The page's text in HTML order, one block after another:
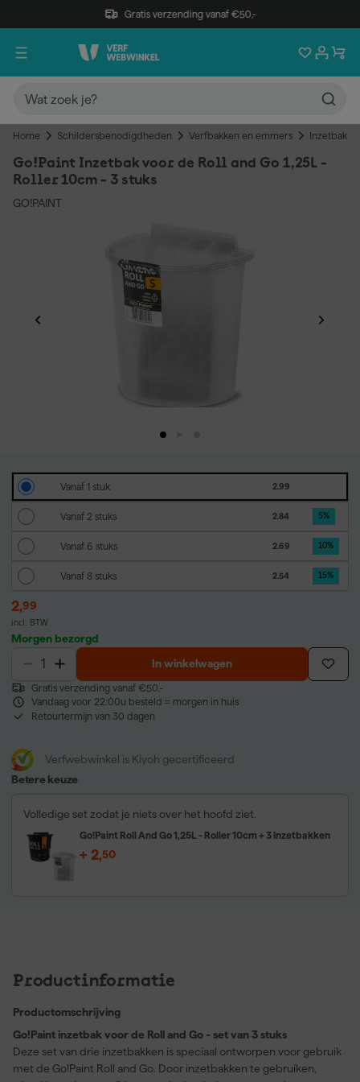
Gratis verzending vanaf €50,-
Home Schildersbenodigdheden Verfbakken en emmers
Go!Paint Inzetbak voor de Roll and Go 1,25L -
Roller 10cm - 3 stuks
GO!PAINT
Vanaf 1 stuk 2.99
Vanaf 2 stuks 2.84 5%
Vanaf 6 stuks 2.69 10%
Vanaf 8 stuks 2.54 15%
2,99
incl. BTW
Morgen bezorgd
In winkelwagen
Gratis verzending vanaf €50,-
Vandaag voor 22:00u besteld = morgen in huis
Retourtermijn van 30 dagen
Verfwebwinkel is Kiyoh gecertificeerd
Betere keuze
Volledige set zodat je niets over het hoofd ziet.
Go!Paint Roll And Go 1,25L - Roller 10cm + 3 Inzetbakken
+ 2,50
Productinformatie
Productomschrijving
Go!Paint inzetbak voor de Roll and Go - set van 3 stuks
Deze set van drie inzetbakken is speciaal ontworpen voor gebruik
met de Go!Paint Roll and Go. Door inzetbakken te gebruiken,